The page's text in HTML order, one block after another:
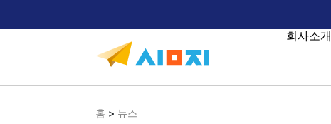
회사소개
홈 > 뉴스